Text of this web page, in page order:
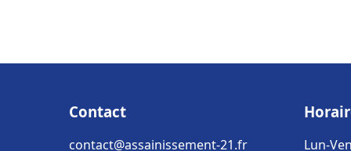
Contact
contact@assainissement-21.fr Lun-